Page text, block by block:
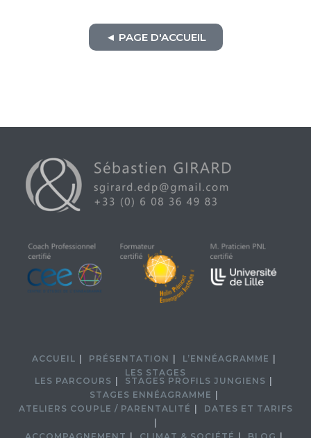
◄ PAGE D'ACCUEIL
ACCUEIL PRÉSENTATION
L’ENNÉAGRAMME
LES STAGES
LES PARCOURS
STAGES PROFILS JUNGIENS
STAGES ENNÉAGRAMME
ATELIERS COUPLE / PARENTALITÉ
DATES ET TARIFS